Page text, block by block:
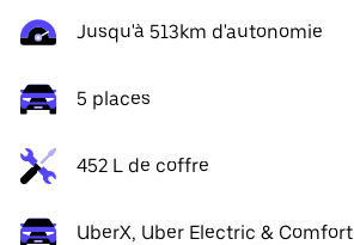
Jusqu'à 513km d'autonomie
5 places
452 L de coffre
UberX, Uber Electric & Comfort